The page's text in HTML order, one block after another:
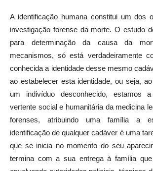
A identificação humana constitui um dos
investigação forense da morte. O estudo
para determinação da causa da
mecanismos, só está verdadeiramente
conhecida a identidade desse mesmo
ao estabelecer esta identidade, ou seja,
um indivíduo desconhecido, estamos
vertente social e humanitária da medicina
forenses, atribuindo uma família a
identificação de qualquer cadáver é uma
que se inicia no momento do seu
termina com a sua entrega à família que